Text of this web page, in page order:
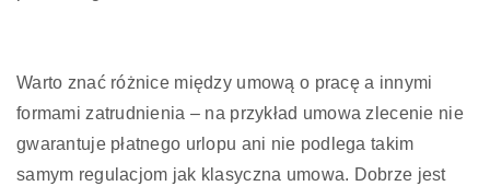
Warto znać różnice między umową o pracę a innymi
formami zatrudnienia – na przykład umowa zlecenie nie
gwarantuje płatnego urlopu ani nie podlega takim
samym regulacjom jak klasyczna umowa. Dobrze jest